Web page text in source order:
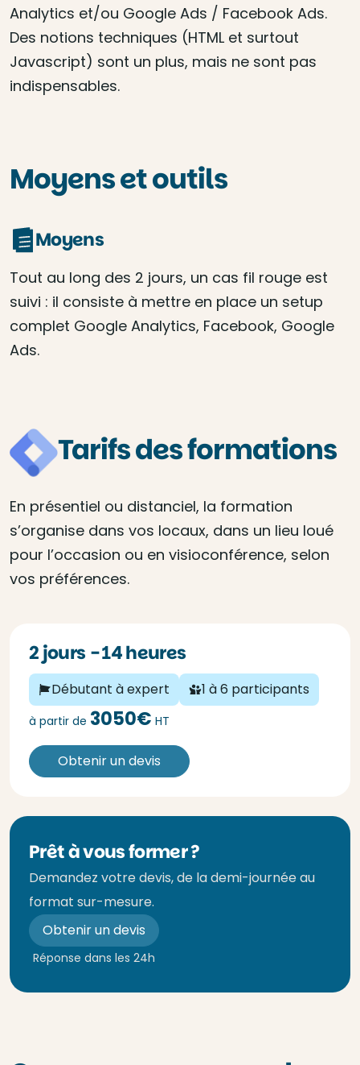
Analytics et/ou Google Ads / Facebook Ads.
Des notions techniques (HTML et surtout
Javascript) sont un plus, mais ne sont pas
indispensables.
Moyens et outils
Moyens
Tout au long des 2 jours, un cas fil rouge est
suivi : il consiste à mettre en place un setup
complet Google Analytics, Facebook, Google
Ads.
Tarifs des formations
En présentiel ou distanciel, la formation
s’organise dans vos locaux, dans un lieu loué
pour l’occasion ou en visioconférence, selon
vos préférences.
2 jours - 14 heures
Débutant à expert 1 à 6 participants
à partir de 3050€ HT
Obtenir un devis
Prêt à vous former ?
Demandez votre devis, de la demi-journée au
format sur-mesure.
Obtenir un devis
Réponse dans les 24h